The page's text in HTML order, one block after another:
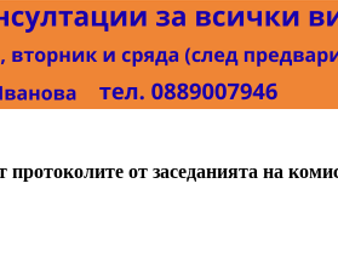
протоколите от заседанията на